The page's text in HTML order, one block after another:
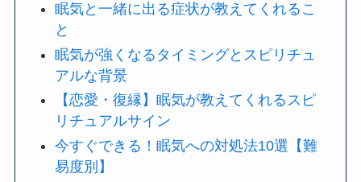
眠気と一緒に出る症状が教えてくれるこ
と
眠気が強くなるタイミングとスピリチュ
アルな背景
【恋愛・復縁】眠気が教えてくれるスピ
リチュアルサイン
今すぐできる！眠気への対処法10選【難
易度別】